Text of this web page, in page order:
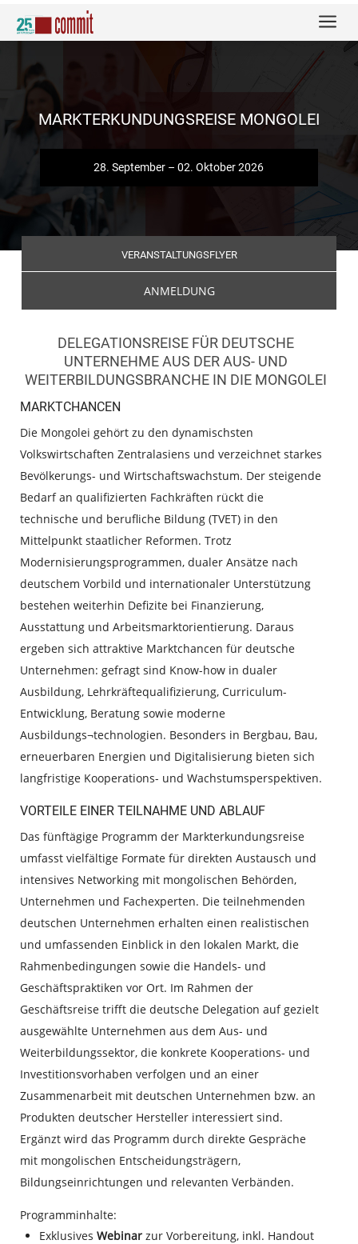
a
MARKTERKUNDUNGSREISE MONGOLEI
28. September – 02. Oktober 2026
VERANSTALTUNGSFLYER
ANMELDUNG
DELEGATIONSREISE FÜR DEUTSCHE
UNTERNEHME AUS DER AUS- UND
WEITERBILDUNGSBRANCHE IN DIE MONGOLEI
MARKTCHANCEN
Die Mongolei gehört zu den dynamischsten
Volkswirtschaften Zentralasiens und verzeichnet starkes
Bevölkerungs- und Wirtschaftswachstum. Der steigende
Bedarf an qualifizierten Fachkräften rückt die
technische und berufliche Bildung (TVET) in den
Mittelpunkt staatlicher Reformen. Trotz
Modernisierungsprogrammen, dualer Ansätze nach
deutschem Vorbild und internationaler Unterstützung
bestehen weiterhin Defizite bei Finanzierung,
Ausstattung und Arbeitsmarktorientierung. Daraus
ergeben sich attraktive Marktchancen für deutsche
Unternehmen: gefragt sind Know-how in dualer
Ausbildung, Lehrkräftequalifizierung, Curriculum-
Entwicklung, Beratung sowie moderne
Ausbildungs¬technologien. Besonders in Bergbau, Bau,
erneuerbaren Energien und Digitalisierung bieten sich
langfristige Kooperations- und Wachstumsperspektiven.
VORTEILE EINER TEILNAHME UND ABLAUF
Das fünftägige Programm der Markterkundungsreise
umfasst vielfältige Formate für direkten Austausch und
intensives Networking mit mongolischen Behörden,
Unternehmen und Fachexperten. Die teilnehmenden
deutschen Unternehmen erhalten einen realistischen
und umfassenden Einblick in den lokalen Markt, die
Rahmenbedingungen sowie die Handels- und
Geschäftspraktiken vor Ort. Im Rahmen der
Geschäftsreise trifft die deutsche Delegation auf gezielt
ausgewählte Unternehmen aus dem Aus- und
Weiterbildungssektor, die konkrete Kooperations- und
Investitionsvorhaben verfolgen und an einer
Zusammenarbeit mit deutschen Unternehmen bzw. an
Produkten deutscher Hersteller interessiert sind.
Ergänzt wird das Programm durch direkte Gespräche
mit mongolischen Entscheidungsträgern,
Bildungseinrichtungen und relevanten Verbänden.
Programminhalte:
Exklusives Webinar zur Vorbereitung, inkl. Handout